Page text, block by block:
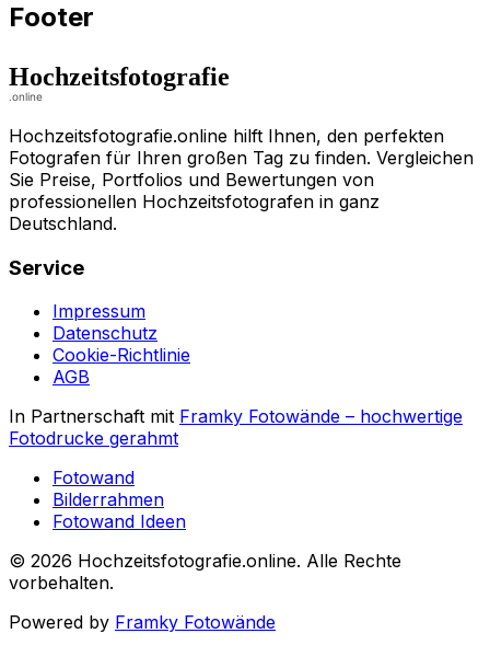
Footer
Hochzeitsfotografie.online hilft Ihnen, den perfekten
Fotografen für Ihren großen Tag zu finden. Vergleichen
Sie Preise, Portfolios und Bewertungen von
professionellen Hochzeitsfotografen in ganz
Deutschland.
Service
Impressum
Datenschutz
Cookie-Richtlinie
AGB
In Partnerschaft mit Framky Fotowände – hochwertige
Fotodrucke gerahmt
Fotowand
Bilderrahmen
Fotowand Ideen
© 2026 Hochzeitsfotografie.online. Alle Rechte
vorbehalten.
Powered by Framky Fotowände